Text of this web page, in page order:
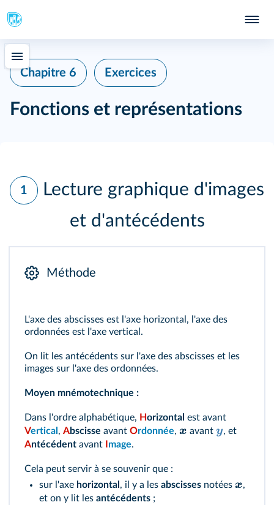
Chapitre 6 Exercices
Fonctions et représentations
1
Lecture graphique d'images
et d'antécédents
Méthode
L'axe des abscisses est l'axe horizontal, l'axe des
ordonnées est l'axe vertical.
On lit les antécédents sur l'axe des abscisses et les
images sur l'axe des ordonnées.
Moyen mnémotechnique :
Dans l'ordre alphabétique, Horizontal est avant
Vertical , Abscisse avant Ordonnée, x avant y, et
Antécédent avant mage.
Cela peut servir à se souvenir que :
sur l'axe horizontal , il y a les abscisses notées x,
et on y lit les antécédents ;